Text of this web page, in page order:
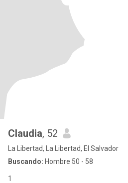
Claudia, 52
La Libertad, La Libertad, El Salvador
Buscando: Hombre 50 - 58
1